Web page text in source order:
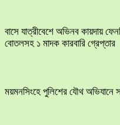
বাসে যাত্রীবেশে অভিনব কায়দায়
বোতলসহ ১ মাদক কারবারি গ্রেপ্তার
ময়মনসিংহে পুলিশের যৌথ অভিযানে